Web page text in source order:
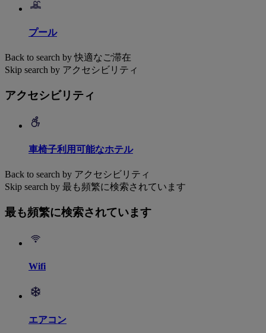
プール
Back to search by 快適なご滞在
Skip search by アクセシビリティ
アクセシビリティ
車椅子利用可能なホテル
Back to search by アクセシビリティ
Skip search by 最も頻繁に検索されています
最も頻繁に検索されています
Wifi
エアコン